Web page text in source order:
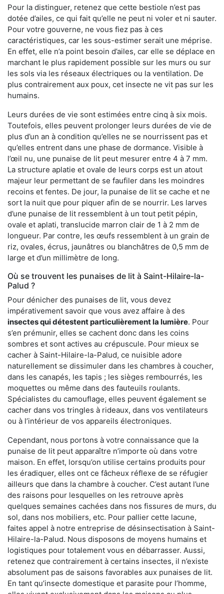
Pour la distinguer, retenez que cette bestiole n’est pas
dotée d’ailes, ce qui fait qu’elle ne peut ni voler et ni sauter.
Pour votre gouverne, ne vous fiez pas à ces
caractéristiques, car les sous-estimer serait une méprise.
En effet, elle n’a point besoin d’ailes, car elle se déplace en
marchant le plus rapidement possible sur les murs ou sur
les sols via les réseaux électriques ou la ventilation. De
plus contrairement aux poux, cet insecte ne vit pas sur les
humains.
Leurs durées de vie sont estimées entre cinq à six mois.
Toutefois, elles peuvent prolonger leurs durées de vie de
plus d’un an à condition qu’elles ne se nourrissent pas et
qu’elles entrent dans une phase de dormance. Visible à
l’œil nu, une punaise de lit peut mesurer entre 4 à 7 mm.
La structure aplatie et ovale de leurs corps est un atout
majeur leur permettant de se faufiler dans les moindres
recoins et fentes. De jour, la punaise de lit se cache et ne
sort la nuit que pour piquer afin de se nourrir. Les larves
d’une punaise de lit ressemblent à un tout petit pépin,
ovale et aplati, translucide marron clair de 1 à 2 mm de
longueur. Par contre, les œufs ressemblent à un grain de
riz, ovales, écrus, jaunâtres ou blanchâtres de 0,5 mm de
large et d’un millimètre de long.
Où se trouvent les punaises de lit à Saint-Hilaire-la-
Palud ?
Pour dénicher des punaises de lit, vous devez
impérativement savoir que vous avez affaire à des
insectes qui détestent particulièrement la lumière. Pour
s’en prémunir, elles se cachent donc dans les coins
sombres et sont actives au crépuscule. Pour mieux se
cacher à Saint-Hilaire-la-Palud, ce nuisible adore
naturellement se dissimuler dans les chambres à coucher,
dans les canapés, les tapis ; les sièges rembourrés, les
moquettes ou même dans des fauteuils roulants.
Spécialistes du camouflage, elles peuvent également se
cacher dans vos tringles à rideaux, dans vos ventilateurs
ou à l’intérieur de vos appareils électroniques.
Cependant, nous portons à votre connaissance que la
punaise de lit peut apparaître n’importe où dans votre
maison. En effet, lorsqu’on utilise certains produits pour
les éradiquer, elles ont ce fâcheux réflexe de se réfugier
ailleurs que dans la chambre à coucher. C’est autant l’une
des raisons pour lesquelles on les retrouve après
quelques semaines cachées dans nos fissures de murs, du
sol, dans nos mobiliers, etc. Pour pallier cette lacune,
faites appel à notre entreprise de désinsectisation à Saint-
Hilaire-la-Palud. Nous disposons de moyens humains et
logistiques pour totalement vous en débarrasser. Aussi,
retenez que contrairement à certains insectes, il n’existe
absolument pas de saisons favorables aux punaises de lit.
En tant qu’insecte domestique et parasite pour l’homme,